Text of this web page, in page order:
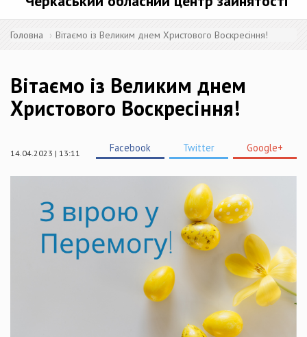
Головна Вітаємо із Великим днем Христового Воскресіння!
Вітаємо із Великим днем
Христового Воскресіння!
14.04.2023 | 13:11 Facebook Twitter Google+